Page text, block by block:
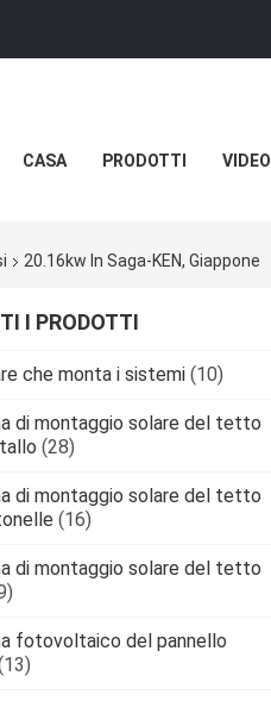
CASA PRODOTTI VIDEO
20.16kw In Saga-KEN, Giappone
I PRODOTTI
che monta i sistemi (10)
di montaggio solare del tetto
(28)
di montaggio solare del tetto
(16)
di montaggio solare del tetto
fotovoltaico del pannello